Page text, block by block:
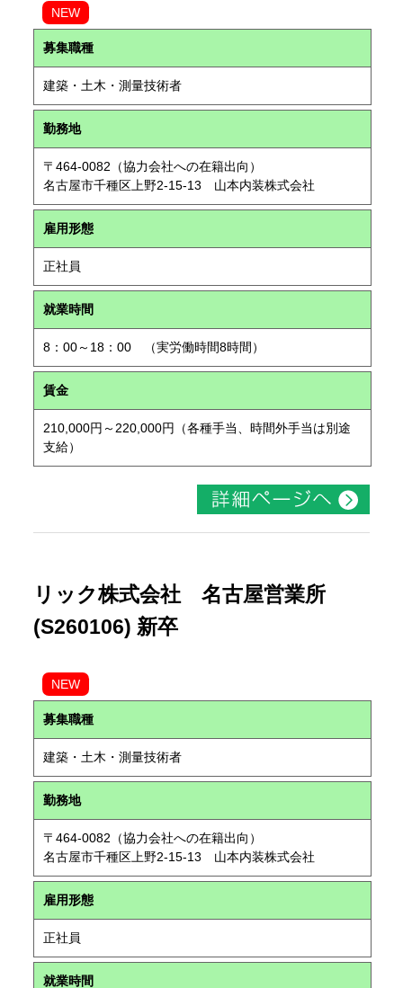
NEW
募集職種
建築・土木・測量技術者
勤務地
〒464-0082（協力会社への在籍出向）
名古屋市千種区上野2-15-13 山本内装株式会社
雇用形態
正社員
就業時間
8：00～18：00 （実労働時間8時間）
賃金
210,000円～220,000円（各種手当、時間外手当は別途
支給）
リック株式会社 名古屋営業所
(S260106) 新卒
NEW
募集職種
建築・土木・測量技術者
勤務地
〒464-0082（協力会社への在籍出向）
名古屋市千種区上野2-15-13 山本内装株式会社
雇用形態
正社員
就業時間